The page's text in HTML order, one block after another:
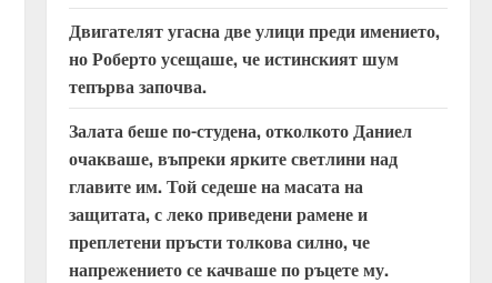
Двигателят угасна две улици преди имението,
но Роберто усещаше, че истинският шум
тепърва започва.
Залата беше по-студена, отколкото Даниел
очакваше, въпреки ярките светлини над
главите им. Той седеше на масата на
защитата, с леко приведени рамене и
преплетени пръсти толкова силно, че
напрежението се качваше по ръцете му.